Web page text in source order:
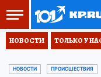
НОВОСТИ ТОЛЬКО У
НОВОСТИ ПРОИСШЕСТВИЯ